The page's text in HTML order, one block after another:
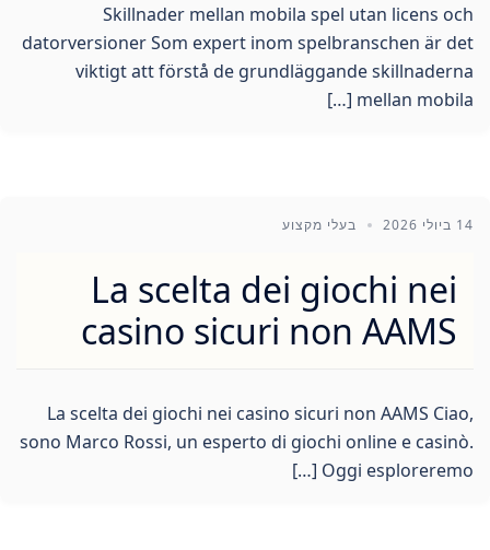
Skillnader mellan mobila spel utan licens och
datorversioner Som expert inom spelbranschen är det
viktigt att förstå de grundläggande skillnaderna
mellan mobila […]
14 ביולי 2026 בעלי מקצוע
La scelta dei giochi nei
casino sicuri non AAMS
La scelta dei giochi nei casino sicuri non AAMS Ciao,
sono Marco Rossi, un esperto di giochi online e casinò.
Oggi esploreremo […]